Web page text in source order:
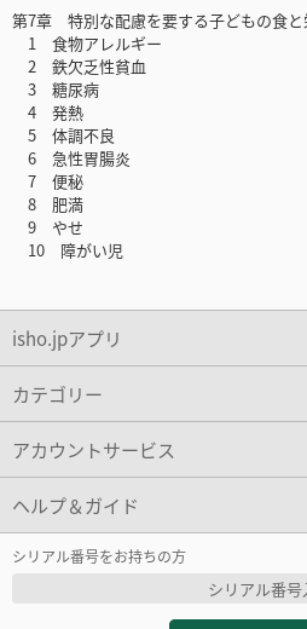
第7章 特別な配慮を要する子どもの食と
1 食物アレルギー
2 鉄欠乏性貧血
3 糖尿病
4 発熱
5 体調不良
6 急性胃腸炎
7 便秘
8 肥満
9 やせ
10 障がい児
isho.jpアプリ
カテゴリー
アカウントサービス
ヘルプ＆ガイド
シリアル番号をお持ちの方
シリアル番号